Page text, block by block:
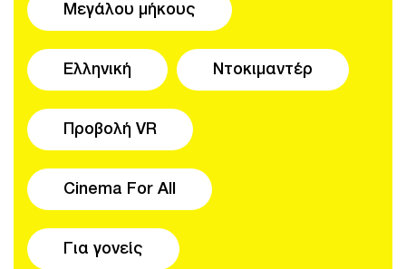
Μεγάλου μήκους
Ελληνική Ντοκιμαντέρ
Προβολή VR
Cinema For All
Για γονείς